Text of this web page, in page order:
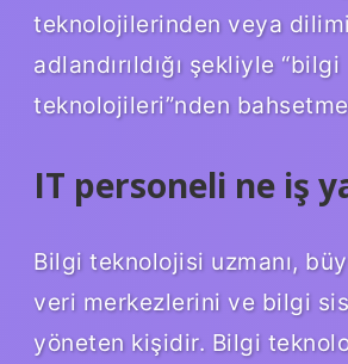
teknolojilerinden veya
adlandırıldığı şekliyle “bilgi
teknolojileri”nden
IT personeli ne iş
Bilgi teknolojisi uzmanı,
veri merkezlerini ve bilgi
yöneten kişidir. Bilgi